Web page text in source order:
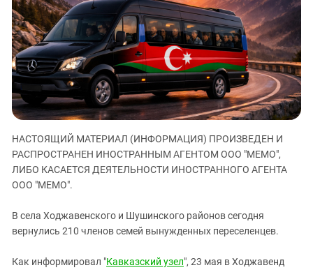
ЗАСТАВЛЯЕТ
КАВКАЗ ЗА ПАЛЕСТИНУ
ИНАКОМЫСЛИЕ В ЧЕЧНЕ
ПРЕСЛЕДОВАНИЕ АКТИВИСТОВ
МОБИЛИЗАЦИЯ И ПРОТЕСТЫ
Дагестан
Ингушетия
Кабардино-Балкария
Калмыкия
Карачаево-Черкесия
Краснодарский край
Нагорный Карабах
Ростовская область
СКФО
НАСТОЯЩИЙ МАТЕРИАЛ (ИНФОРМАЦИЯ) ПРОИЗВЕДЕН И
РАСПРОСТРАНЕН ИНОСТРАННЫМ АГЕНТОМ ООО "МЕМО",
ЛИБО КАСАЕТСЯ ДЕЯТЕЛЬНОСТИ ИНОСТРАННОГО АГЕНТА
ООО "МЕМО".
В села Ходжавенского и Шушинского районов сегодня
вернулись 210 членов семей вынужденных переселенцев.
Как информировал "Кавказский узел", 23 мая в Ходжавенд